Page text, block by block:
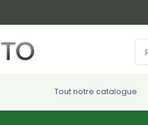
Tout notre catalogue